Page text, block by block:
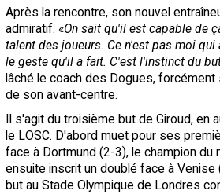
Après la rencontre, son nouvel
admiratif. «On sait qu'il est capable de
talent des joueurs. Ce n'est pas moi
le geste qu'il a fait. C'est l'instinct du
lâché le coach des Dogues,
de son avant-centre.
Il s'agit du troisième but de Giroud, en
le LOSC. D'abord muet pour ses
face à Dortmund (2-3), le champion du
ensuite inscrit un doublé face à Venise
but au Stade Olympique de Londres